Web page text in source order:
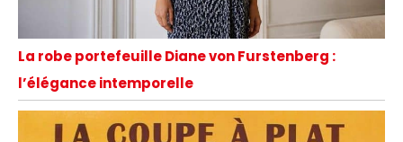
La robe portefeuille Diane von Furstenberg :
l’élégance intemporelle